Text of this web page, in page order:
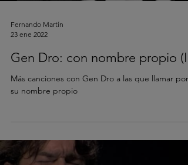
Fernando Martín
23 ene 2022
Gen Dro: con nombre propio (II)
Más canciones con Gen Dro a las que llamar por
su nombre propio